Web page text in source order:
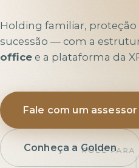
Holding familiar,
sucessão — com a
office e a plataforma da
Fale com um assessor
Conheça a Golden
ROLE PARA